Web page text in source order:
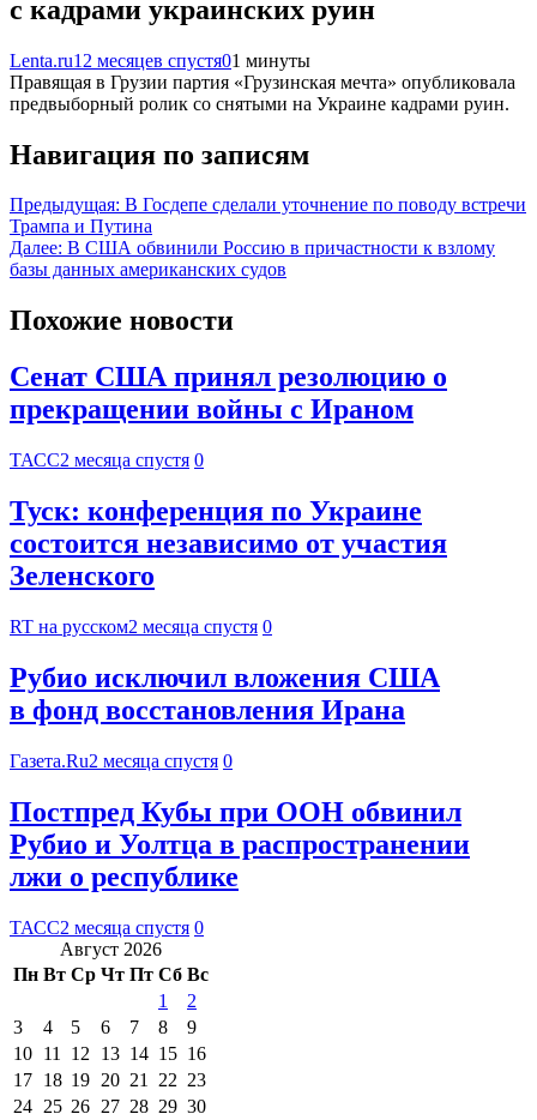
с кадрами украинских руин
Lenta.ru12 месяцев спустя01 минуты
Правящая в Грузии партия «Грузинская мечта» опубликовала
предвыборный ролик со снятыми на Украине кадрами руин.
Навигация по записям
Предыдущая: В Госдепе сделали уточнение по поводу встречи
Трампа и Путина
Далее: В США обвинили Россию в причастности к взлому
базы данных американских судов
Похожие новости
Сенат США принял резолюцию о
прекращении войны с Ираном
ТАСС2 месяца спустя 0
Туск: конференция по Украине
состоится независимо от участия
Зеленского
RT на русском2 месяца спустя 0
Рубио исключил вложения США
в фонд восстановления Ирана
Газета.Ru2 месяца спустя 0
Постпред Кубы при ООН обвинил
Рубио и Уолтца в распространении
лжи о республике
ТАСС2 месяца спустя 0
Август 2026
Пн Вт Ср Чт Пт Сб Вс
1
2
3
4 5 6 7 8
9
10 11 12 13 14 15 16
17 18 19 20 21 22 23
24 25 26 27 28 29 30